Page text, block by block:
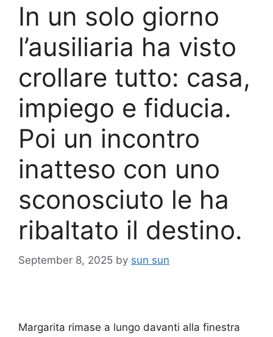
In un solo giorno
l’ausiliaria ha visto
crollare tutto: casa,
impiego e fiducia.
Poi un incontro
inatteso con uno
sconosciuto le ha
ribaltato il destino.
September 8, 2025 by sun sun
Margarita rimase a lungo davanti alla finestra